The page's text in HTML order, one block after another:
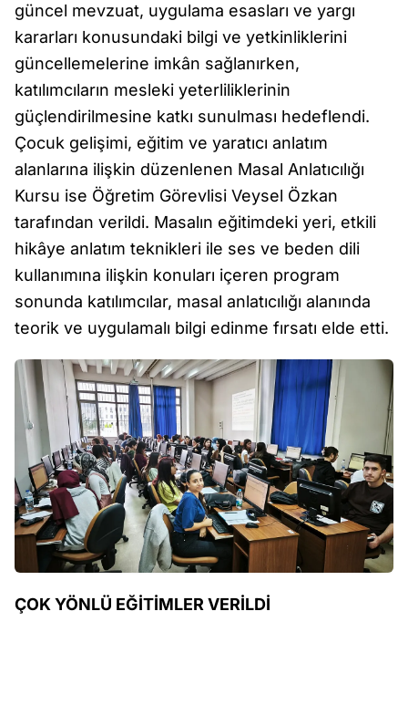
güncel mevzuat, uygulama esasları ve yargı
kararları konusundaki bilgi ve yetkinliklerini
güncellemelerine imkân sağlanırken,
katılımcıların mesleki yeterliliklerinin
güçlendirilmesine katkı sunulması hedeflendi.
Çocuk gelişimi, eğitim ve yaratıcı anlatım
alanlarına ilişkin düzenlenen Masal Anlatıcılığı
Kursu ise Öğretim Görevlisi Veysel Özkan
tarafından verildi. Masalın eğitimdeki yeri, etkili
hikâye anlatım teknikleri ile ses ve beden dili
kullanımına ilişkin konuları içeren program
sonunda katılımcılar, masal anlatıcılığı alanında
teorik ve uygulamalı bilgi edinme fırsatı elde etti.
ÇOK YÖNLÜ EĞİTİMLER VERİLDİ